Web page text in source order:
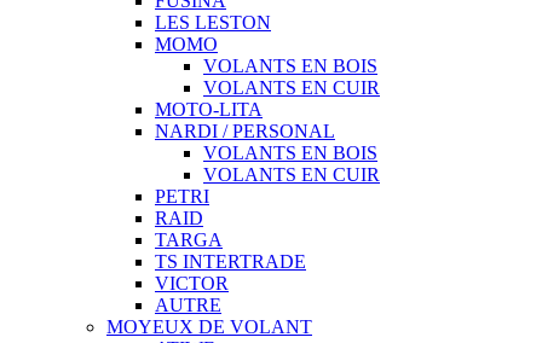
LES LESTON
MOMO
VOLANTS EN BOIS
VOLANTS EN CUIR
MOTO-LITA
NARDI / PERSONAL
VOLANTS EN BOIS
VOLANTS EN CUIR
PETRI
RAID
TARGA
TS INTERTRADE
VICTOR
AUTRE
MOYEUX DE VOLANT